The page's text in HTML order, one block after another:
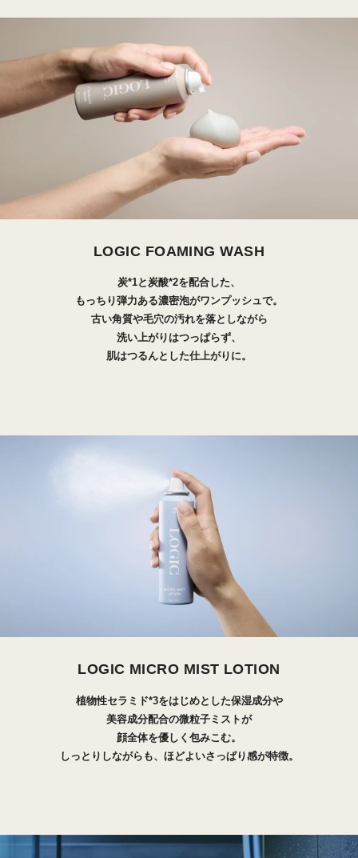
LOGIC FOAMING WASH
炭*1と炭酸*2を配合した、
もっちり弾力ある濃密泡がワンプッシュで。
古い角質や毛穴の汚れを落としながら
洗い上がりはつっぱらず、
肌はつるんとした仕上がりに。
LOGIC MICRO MIST LOTION
植物性セラミド*3をはじめとした保湿成分や
美容成分配合の微粒子ミストが
顔全体を優しく包みこむ。
しっとりしながらも、ほどよいさっぱり感が特徴。